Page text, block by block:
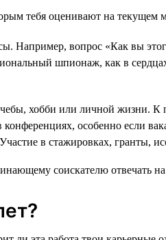
тебя оценивают на
Например, вопрос «Как вы
шпионаж, как в
хобби или личной жизни. К
особенно если
в стажировках, гранты,